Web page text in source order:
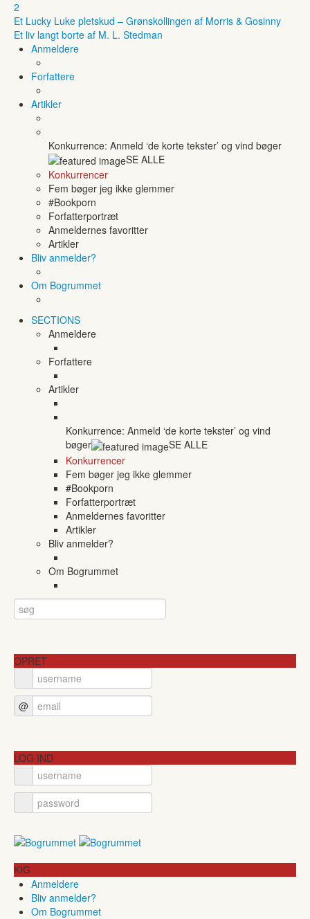
2
Et Lucky Luke pletskud – Grønskollingen af Morris & Gosinny
Et liv langt borte af M. L. Stedman
Anmeldere
Forfattere
Artikler
Konkurrence: Anmeld ‘de korte tekster’ og vind bøger
SE ALLE
Konkurrencer
Fem bøger jeg ikke glemmer
#Bookporn
Forfatterportræt
Anmeldernes favoritter
Artikler
Bliv anmelder?
Om Bogrummet
SECTIONS
Anmeldere
Forfattere
Artikler
Konkurrence: Anmeld ‘de korte tekster’ og vind
bøger
SE ALLE
Konkurrencer
Fem bøger jeg ikke glemmer
#Bookporn
Forfatterportræt
Anmeldernes favoritter
Artikler
Bliv anmelder?
Om Bogrummet
OPRET
@
LOG IND
KIG
Anmeldere
Bliv anmelder?
Om Bogrummet